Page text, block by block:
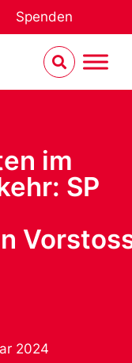
Spenden
im
SP
2024